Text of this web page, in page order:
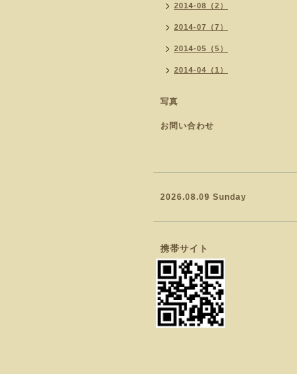
2014-08（2）
2014-07（7）
2014-05（5）
2014-04（1）
写真
お問い合わせ
2026.08.09 Sunday
携帯サイト